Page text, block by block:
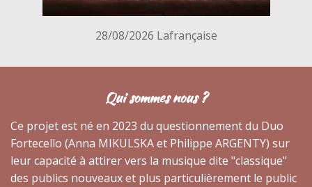
28/08/2026 Lafrançaise
Qui sommes nous ?
Ce projet est né en 2023 du questionnement du Duo
Fortecello (Anna MIKULSKA et Philippe ARGENTY) sur
leur capacité à attirer vers la musique dite "classique"
des publics nouveaux et plus particulièrement le public